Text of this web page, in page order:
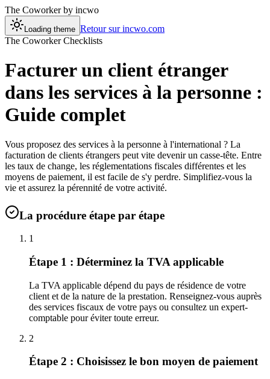
The Coworkerby incwo
Loading theme Retour sur incwo.com
The Coworker Checklists
Facturer un client étranger
dans les services à la personne :
Guide complet
Vous proposez des services à la personne à l'international ? La
facturation de clients étrangers peut vite devenir un casse-tête. Entre
les taux de change, les réglementations fiscales différentes et les
moyens de paiement, il est facile de s'y perdre. Simplifiez-vous la
vie et assurez la pérennité de votre activité.
La procédure étape par étape
1
Étape 1 : Déterminez la TVA applicable
La TVA applicable dépend du pays de résidence de votre
client et de la nature de la prestation. Renseignez-vous auprès
des services fiscaux de votre pays ou consultez un expert-
comptable pour éviter toute erreur.
2
Étape 2 : Choisissez le bon moyen de paiement